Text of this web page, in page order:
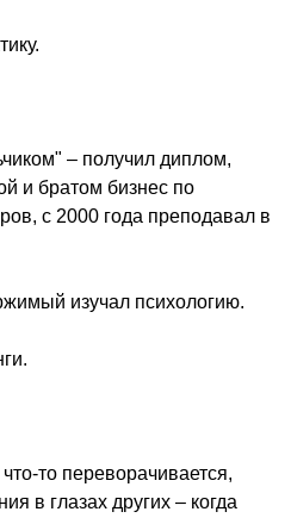
– получил диплом,
и братом бизнес по
с 2000 года преподавал в
изучал психологию.
то переворачивается,
в глазах других – когда